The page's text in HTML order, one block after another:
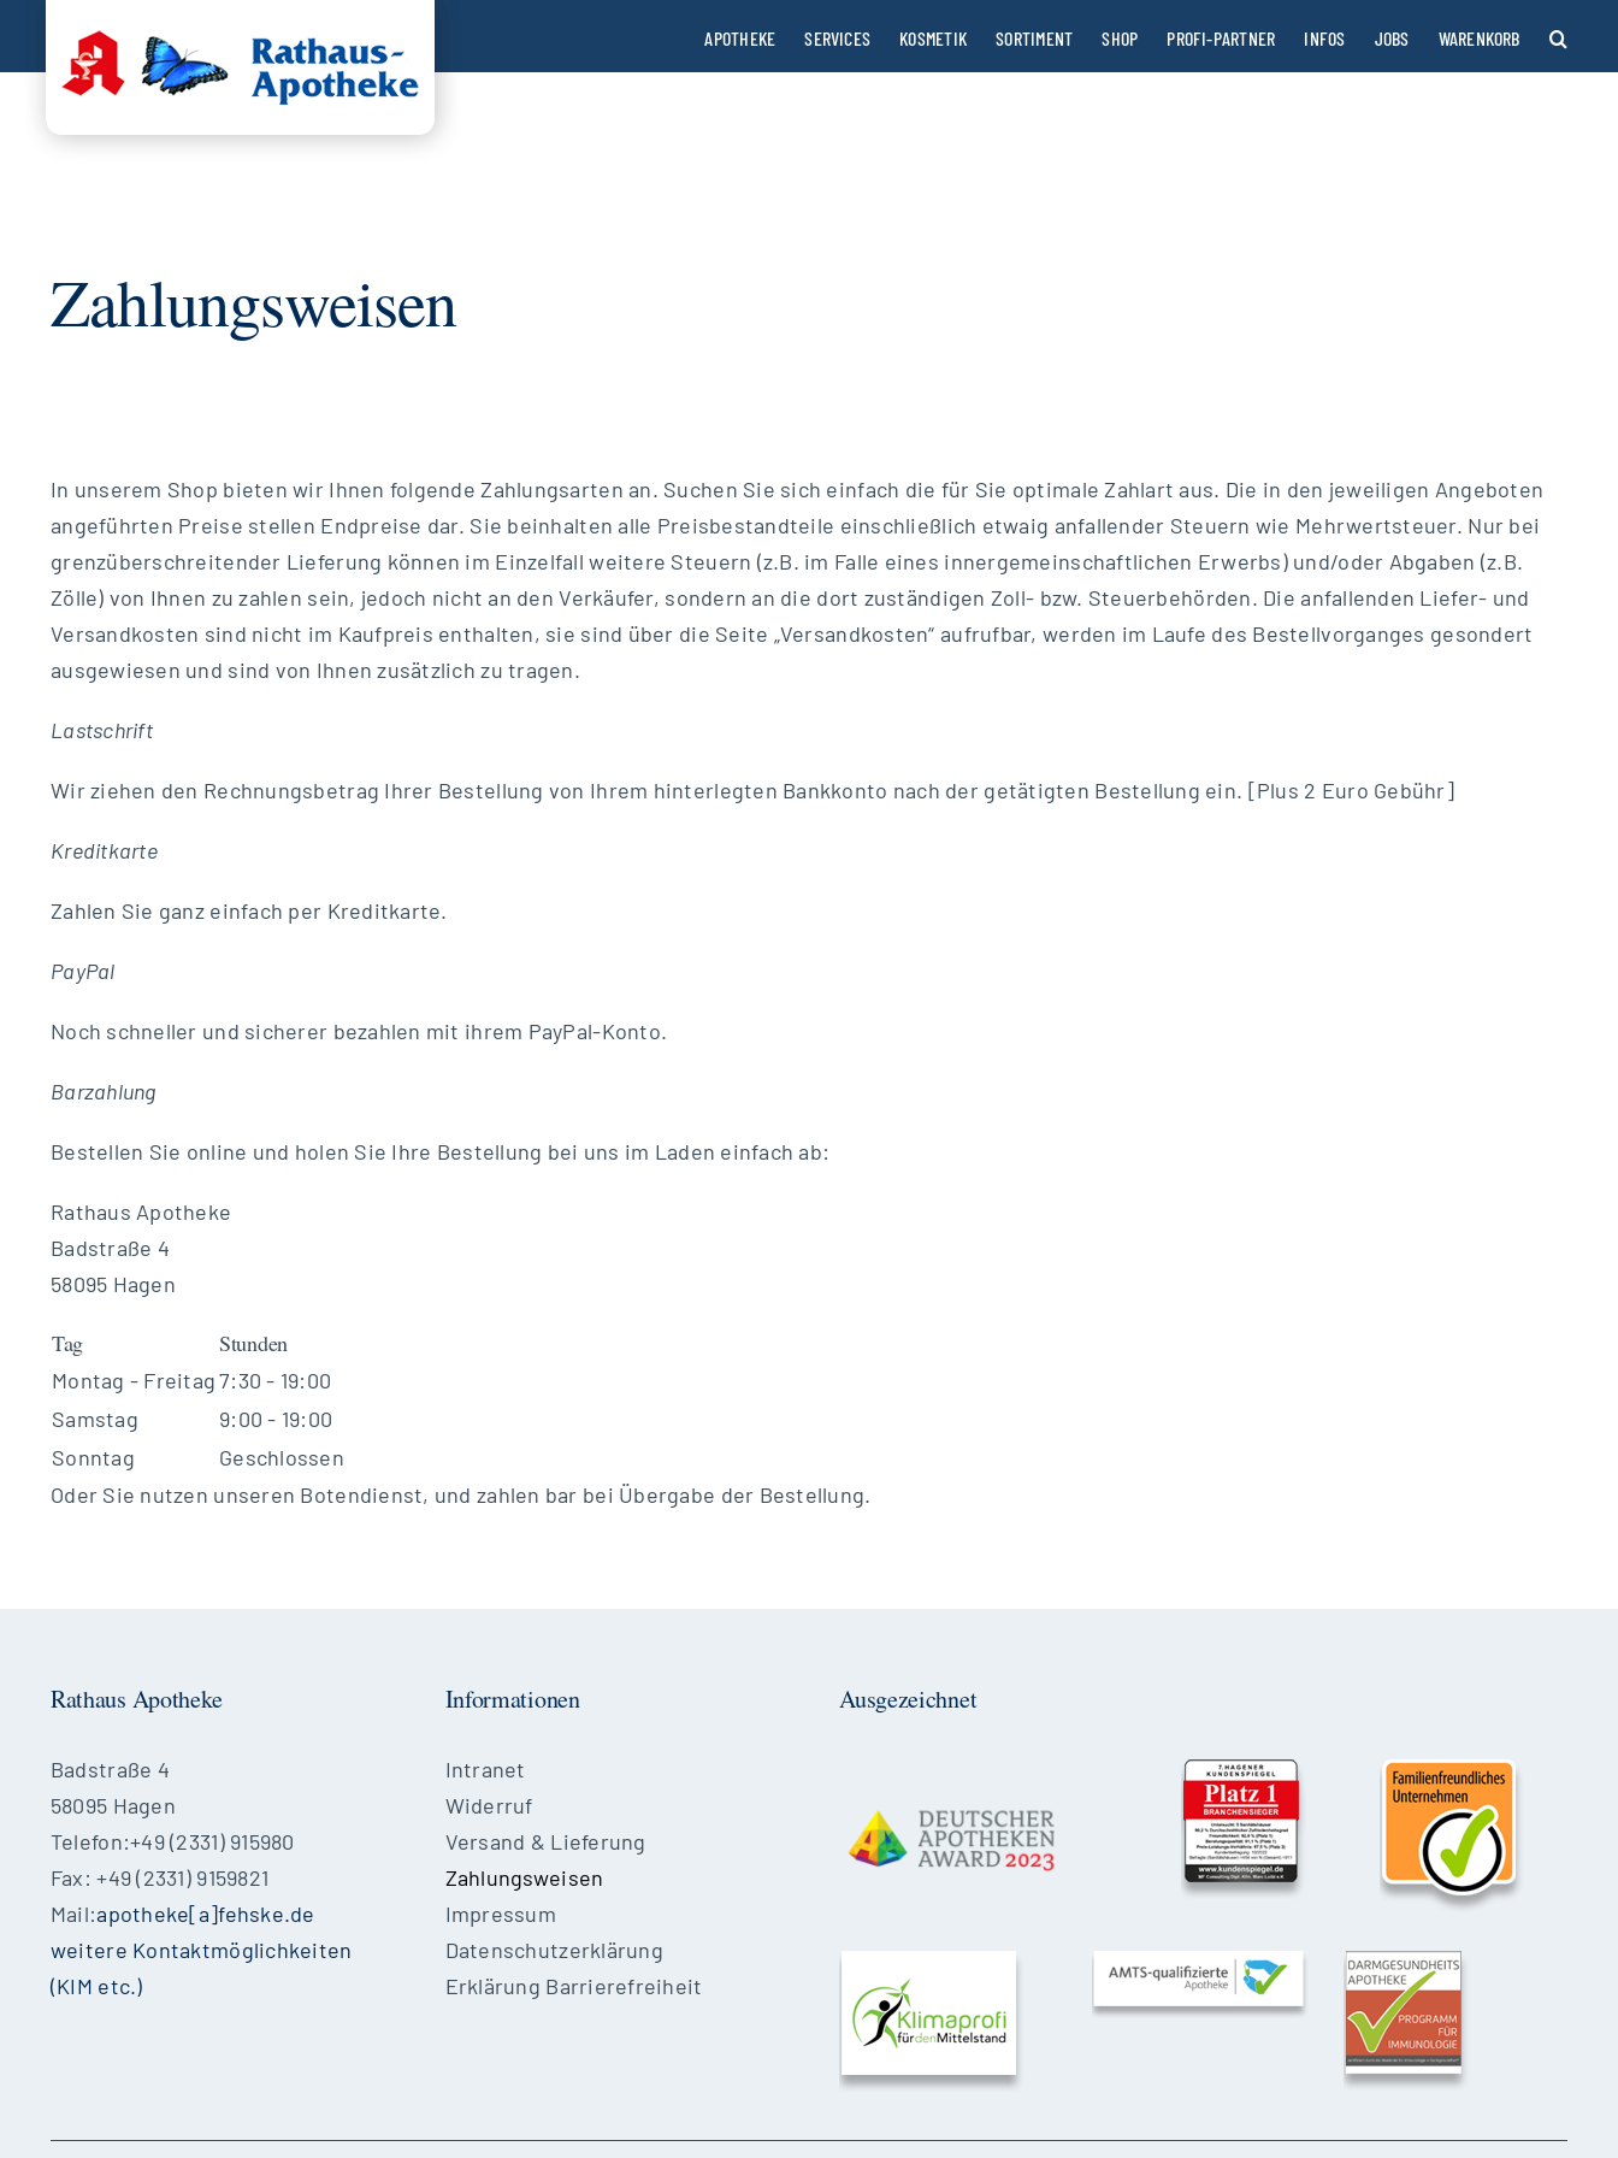
springen
APOTHEKE SERVICES KOSMETIK SORTIMENT SHOP PROFI-PARTNER INFOS JOBS WARENKORB
Zahlungsweisen
In unserem Shop bieten wir Ihnen folgende Zahlungsarten an. Suchen Sie sich einfach die für Sie optimale Zahlart aus. Die in den jeweiligen Angeboten
angeführten Preise stellen Endpreise dar. Sie beinhalten alle Preisbestandteile einschließlich etwaig anfallender Steuern wie Mehrwertsteuer. Nur bei
grenzüberschreitender Lieferung können im Einzelfall weitere Steuern (z.B. im Falle eines innergemeinschaftlichen Erwerbs) und/oder Abgaben (z.B.
Zölle) von Ihnen zu zahlen sein, jedoch nicht an den Verkäufer, sondern an die dort zuständigen Zoll- bzw. Steuerbehörden. Die anfallenden Liefer- und
Versandkosten sind nicht im Kaufpreis enthalten, sie sind über die Seite „Versandkosten“ aufrufbar, werden im Laufe des Bestellvorganges gesondert
ausgewiesen und sind von Ihnen zusätzlich zu tragen.
Lastschrift
Wir ziehen den Rechnungsbetrag Ihrer Bestellung von Ihrem hinterlegten Bankkonto nach der getätigten Bestellung ein. [Plus 2 Euro Gebühr]
Kreditkarte
Zahlen Sie ganz einfach per Kreditkarte.
PayPal
Noch schneller und sicherer bezahlen mit ihrem PayPal-Konto.
Barzahlung
Bestellen Sie online und holen Sie Ihre Bestellung bei uns im Laden einfach ab:
Rathaus Apotheke
Badstraße 4
58095 Hagen
Tag Stunden
Montag - Freitag7:30 - 19:00
Samstag
9:00 - 19:00
Sonntag
Geschlossen
Oder Sie nutzen unseren Botendienst, und zahlen bar bei Übergabe der Bestellung.
Rathaus Apotheke
Badstraße 4
58095 Hagen
Telefon:+49 (2331) 915980
Fax: +49 (2331) 9159821
Mail:apotheke[a]fehske.de
weitere Kontaktmöglichkeiten
(KIM etc.)
Informationen
Intranet
Widerruf
Versand & Lieferung
Zahlungsweisen
Impressum
Datenschutzerklärung
Erklärung Barrierefreiheit
Ausgezeichnet